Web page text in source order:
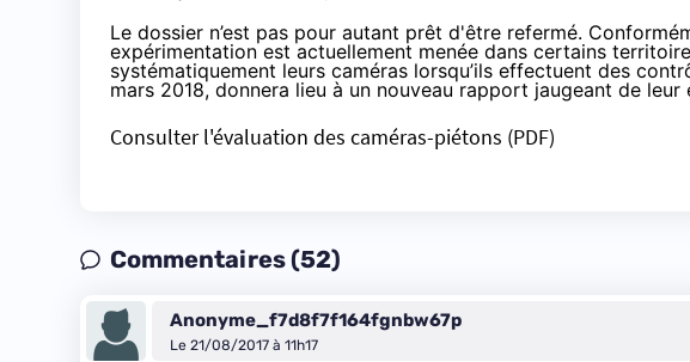
Le dossier n’est pas pour autant prêt d'être refermé.
expérimentation est actuellement menée dans certains
systématiquement leurs caméras lorsqu’ils effectuent des
mars 2018, donnera lieu à un nouveau rapport jaugeant de leur
Consulter l'évaluation des caméras-piétons (PDF)
Commentaires (52)
Anonyme_f7d8f7f164fgnbw67p
Le 21/08/2017 à 11h17